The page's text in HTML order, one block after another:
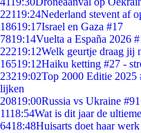
22119:24Nederland stevent af
18619:17Israel en Gaza #17
7819:14Vuelta a España 2026
22219:12Welk geurtje draag jij
16519:12Haiku ketting #27 -
23219:02Top 2000 Editie
lijken
20819:00Russia vs Ukraine #91
1118:54Wat is dit jaar de
6418:48Huisarts doet haar